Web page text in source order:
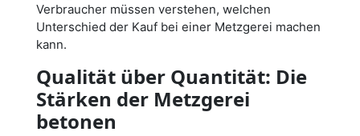
Verbraucher müssen verstehen, welchen
Unterschied der Kauf bei einer Metzgerei machen
kann.
Qualität über Quantität: Die
Stärken der Metzgerei
betonen